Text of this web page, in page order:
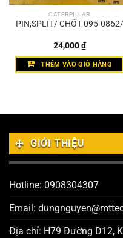
CATERPILLAR
PIN,SPLIT/ CHỐT 095-0862/
24,000₫
THÊM VÀO GIỎ HÀNG
GIỚI THIỆU
Hotline: 0908304307
Email:
Địa chỉ: H79 Đường D12,